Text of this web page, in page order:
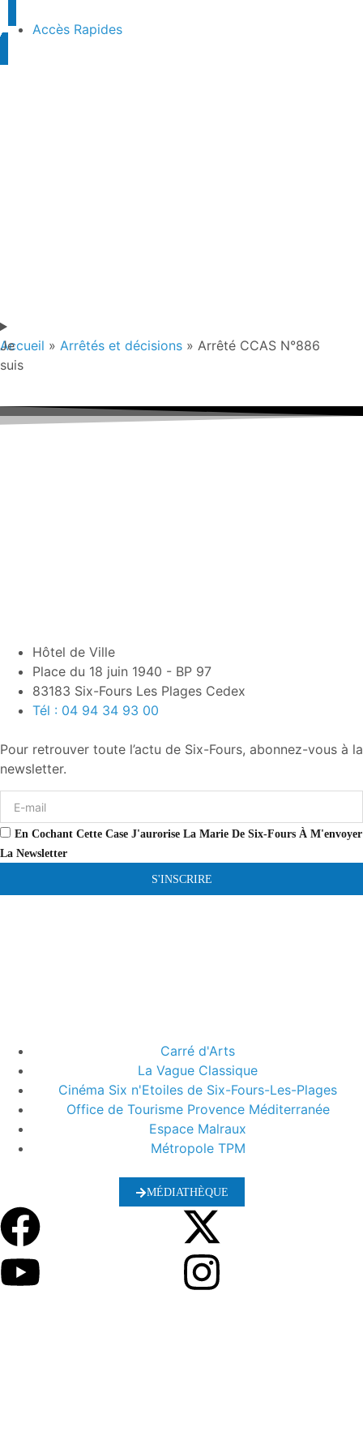
Accès Rapides
Je
suis
Accueil » Arrêtés et décisions » Arrêté CCAS N°886
Hôtel de Ville
Place du 18 juin 1940 - BP 97
83183 Six-Fours Les Plages Cedex
Tél : 04 94 34 93 00
Pour retrouver toute l’actu de Six-Fours, abonnez-vous à la
newsletter.
En Cochant Cette Case J'aurorise La Marie De Six-Fours À M'envoyer
La Newsletter
S'INSCRIRE
Carré d'Arts
La Vague Classique
Cinéma Six n'Etoiles de Six-Fours-Les-Plages
Office de Tourisme Provence Méditerranée
Espace Malraux
Métropole TPM
MÉDIATHÈQUE